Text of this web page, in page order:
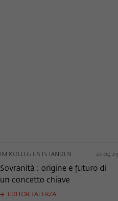
IM KOLLEG ENTSTANDEN 22.09.23
Sovranità : origine e futuro di
un concetto chiave
EDITOR LATERZA